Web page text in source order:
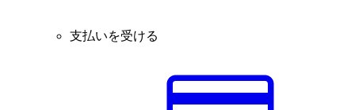
支払いを受ける